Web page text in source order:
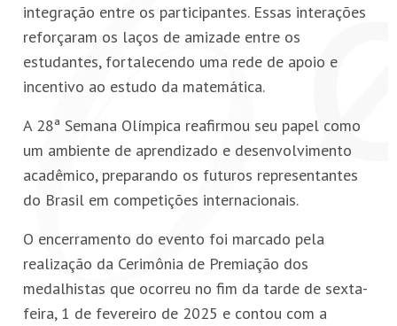
integração entre os participantes. Essas interações
reforçaram os laços de amizade entre os
estudantes, fortalecendo uma rede de apoio e
incentivo ao estudo da matemática.
A 28ª Semana Olímpica reafirmou seu papel como
um ambiente de aprendizado e desenvolvimento
acadêmico, preparando os futuros representantes
do Brasil em competições internacionais.
O encerramento do evento foi marcado pela
realização da Cerimônia de Premiação dos
medalhistas que ocorreu no fim da tarde de sexta-
feira, 1 de fevereiro de 2025 e contou com a